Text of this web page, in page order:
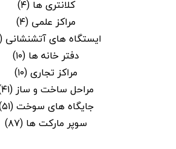
کلانتری ها (۴)
مراکز علمی (۴)
ایستگاه های آتشنشانی (۸)
دفتر خانه ها (۱۰)
مراکز تجاری(۱۰)
مراحل ساخت و ساز(۴۱)
جایگاه های سوخت(۵۱)
سوپر مارکت ها (۸۷)